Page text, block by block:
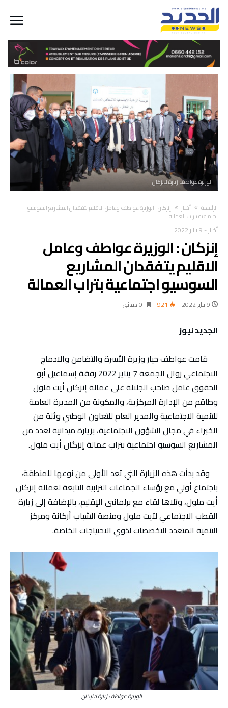
الوزيرة عواطف زيارة لانزكان
‫الرئيسية‬ أخبار
إنزكان : الوزيرة عواطف وعامل الاقليم يتفقدان المشاريع السوسيو
اجتماعية بتراب العمالة
أخبار- 9 يناير 2022
إنزكان : الوزيرة عواطف وعامل
الاقليم يتفقدان المشاريع
السوسيو اجتماعية بتراب العمالة
9 يناير 2022 921 0 ‫دقائق‬
الجديد نيوز
قامت عواطف خيار وزيرة الأسرة والتضامن والادماج
الاجتماعي زوال الجمعة 7 يناير 2022 رفقة إسماعيل أبو
الحقوق عامل صاحب الجلالة على عمالة إنزكان أيت ملول
وطاقم من الإدارة المركزية، والمكونة من المديرة العامة
للتنمية الاجتماعية والمدير العام للتعاون الوطني وثلة من
الخبراء في مجال الشؤون الاجتماعية، بزيارة ميدانية لعدد من
المشاريع السوسيو اجتماعية بتراب عمالة إنزگان أيت ملول.
وقد بدأت هذه الزيارة التي تعد الأولى من نوعها للمنطقة،
باجتماع أولي مع رؤساء الجماعات الترابية التابعة لعمالة إنزكان
أيت ملول، وتلاها لقاء مع برلمانيي الإقليم، بالإضافة إلى زيارة
القطب الاجتماعي لآيت ملول ومنصة الشباب أركانة ومركز
التنمية المتعدد التخصصات لذوي الاحتياجات الخاصة.
الوزيرة عواطف زيارة لانزكان